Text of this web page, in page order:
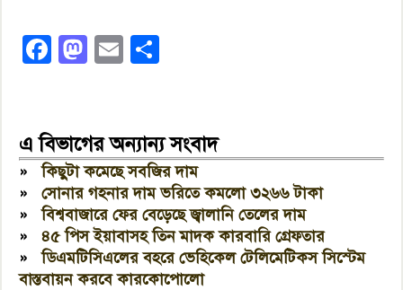
Facebook
Mastodon
Email
এ বিভাগের অন্যান্য সংবাদ
»কিছুটা কমেছে সবজির দাম
»সোনার গহনার দাম ভরিতে কমলো ৩২৬৬ টাকা
»বিশ্ববাজারে ফের বেড়েছে জ্বালানি তেলের দাম
»৪৫ পিস ইয়াবাসহ তিন মাদক কারবারি গ্রেফতার
»ডিএমটিসিএলের বহরে ভেহিকেল টেলিমেটিকস সিস্টেম
বাস্তবায়ন করবে কারকোপোলো